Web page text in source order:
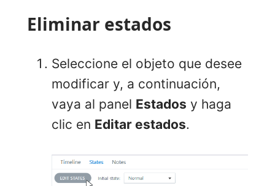
Eliminar estados
Seleccione el objeto que desee
modificar y, a continuación,
vaya al panel Estados y haga
clic en Editar estados.